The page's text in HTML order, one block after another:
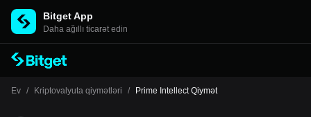
Bitget App
Daha ağıllı ticarət edin
Ev / Kriptovalyuta qiymətləri / Prime Intellect Qiymət